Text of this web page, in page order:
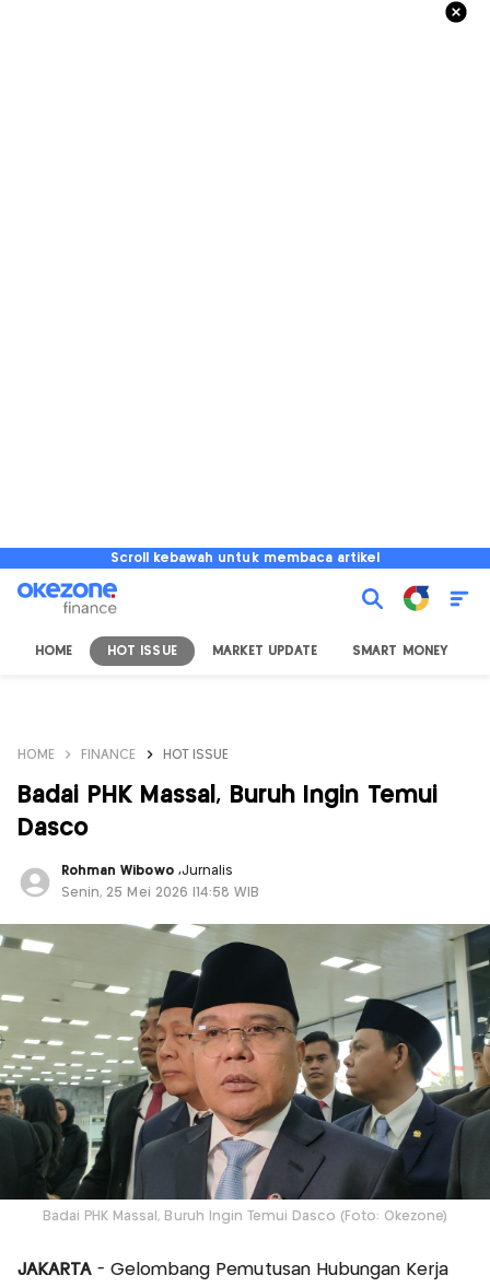
Scroll kebawah untuk membaca artikel
HOME HOT ISSUE MARKET UPDATE SMART MONEY
HOME FINANCE HOT ISSUE
Badai PHK Massal, Buruh Ingin Temui
Dasco
Rohman Wibowo ,Jurnalis
Senin, 25 Mei 2026 |14:58 WIB
Badai PHK Massal, Buruh Ingin Temui Dasco (Foto: Okezone)
JAKARTA - Gelombang Pemutusan Hubungan Kerja